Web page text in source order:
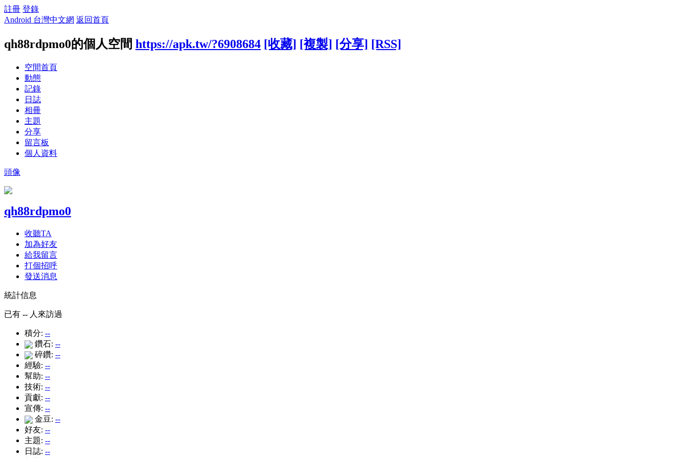
註冊 登錄
Android 台灣中文網 返回首頁
qh88rdpmo0的個人空間 https://apk.tw/?6908684 [收藏] [複製] [分享] [RSS]
空間首頁
動態
記錄
日誌
相冊
主題
分享
留言板
個人資料
頭像
qh88rdpmo0
收聽TA
加為好友
給我留言
打個招呼
發送消息
統計信息
已有 -- 人來訪過
積分: --
鑽石: --
碎鑽: --
經驗: --
幫助: --
技術: --
貢獻: --
宣傳: --
金豆: --
好友: --
主題: --
日誌: --